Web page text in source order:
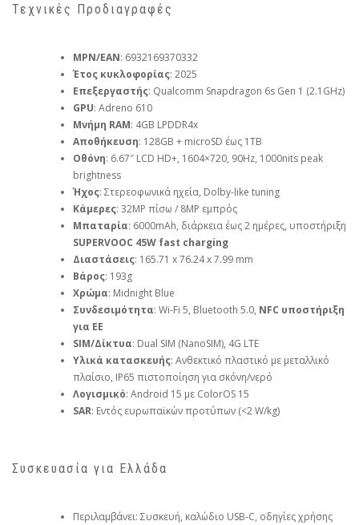
Τεχνικές Προδιαγραφές
MPN/EAN: 6932169370332
Έτος κυκλοφορίας: 2025
Επεξεργαστής: Qualcomm Snapdragon 6s Gen 1 (2.1GHz)
GPU: Adreno 610
Μνήμη RAM: 4GB LPDDR4x
Αποθήκευση: 128GB + microSD έως 1TB
Οθόνη: 6.67″ LCD HD+, 1604×720, 90Hz, 1000nits peak
brightness
Ήχος: Στερεοφωνικά ηχεία, Dolby-like tuning
Κάμερες: 32MP πίσω / 8MP εμπρός
Μπαταρία: 6000mAh, διάρκεια έως 2 ημέρες, υποστήριξη
SUPERVOOC 45W fast charging
Διαστάσεις: 165.71 x 76.24 x 7.99 mm
Βάρος: 193g
Χρώμα: Midnight Blue
Συνδεσιμότητα: Wi-Fi 5, Bluetooth 5.0, NFC υποστήριξη
για ΕΕ
SIM/Δίκτυα: Dual SIM (NanoSIM), 4G LTE
Υλικά κατασκευής: Ανθεκτικό πλαστικό με μεταλλικό
πλαίσιο, IP65 πιστοποίηση για σκόνη/νερό
Λογισμικό: Android 15 με ColorOS 15
SAR: Εντός ευρωπαϊκών προτύπων (<2 W/kg)
Συσκευασία για Ελλάδα
Περιλαμβάνει: Συσκευή, καλώδιο USB-C, οδηγίες χρήσης